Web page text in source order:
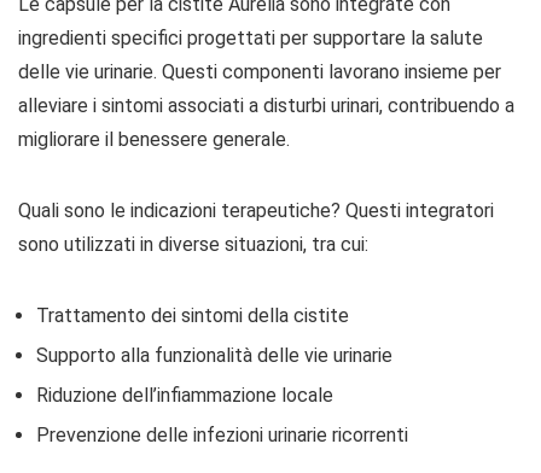
ingredienti specifici progettati per supportare la salute
delle vie urinarie. Questi componenti lavorano insieme per
alleviare i sintomi associati a disturbi urinari, contribuendo a
migliorare il benessere generale.
Quali sono le indicazioni terapeutiche? Questi integratori
sono utilizzati in diverse situazioni, tra cui:
Trattamento dei sintomi della cistite
Supporto alla funzionalità delle vie urinarie
Riduzione dell’infiammazione locale
Prevenzione delle infezioni urinarie ricorrenti